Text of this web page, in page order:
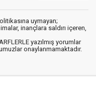
uymayan;
inançlara saldırı içeren,
yazılmış yorumlar
onaylanmamaktadır.